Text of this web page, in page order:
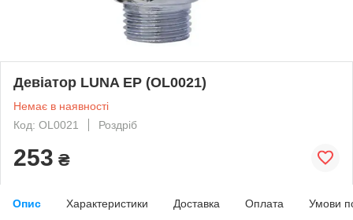
Девіатор LUNA EP (OL0021)
Немає в наявності
Код: OL0021
Роздріб
253 ₴
Опис Характеристики Доставка Оплата Умови